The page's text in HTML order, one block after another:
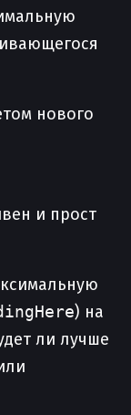
нового
и прост
) на
ли лучше